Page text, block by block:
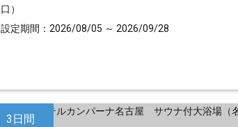
口）
設定期間：2026/08/05 ～ 2026/09/28
3日間